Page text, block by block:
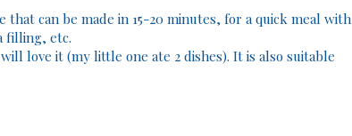
can be made in 15-20 minutes, for a quick meal with
filling, etc.
love it (my little one ate 2 dishes). It is also suitable